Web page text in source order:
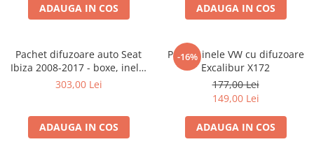
ADAUGA IN COS ADAUGA IN COS
Pachet difuzoare auto Seat
Ibiza 2008-2017 - boxe, inele,
adaptoare
303,00 Lei
ADAUGA IN COS
-16%
Pachet inele VW cu difuzoare
Excalibur X172
177,00 Lei
149,00 Lei
ADAUGA IN COS